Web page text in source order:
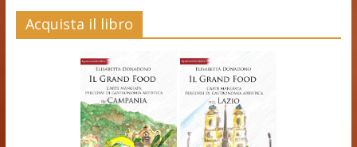
Acquista il libro